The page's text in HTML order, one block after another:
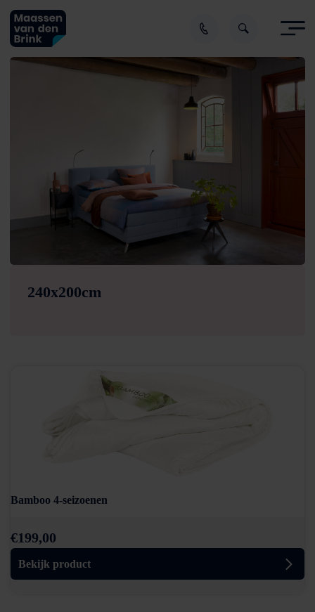
240x200cm
Bamboo 4-seizoenen
€199,00
Bekijk product